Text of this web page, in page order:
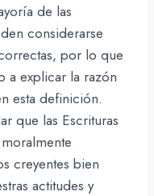
de las
considerarse
por lo que
a explicar la razón
esta definición.
que las Escrituras
creyentes bien
actitudes y